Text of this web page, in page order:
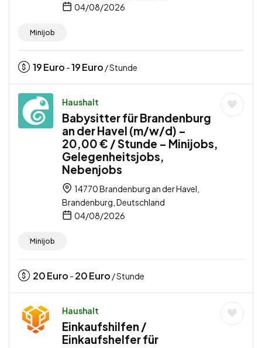
04/08/2026
Minijob
19Euro -19Euro / Stunde
Haushalt
Babysitter für Brandenburg
an der Havel (m/w/d) –
20,00 € / Stunde – Minijobs,
Gelegenheitsjobs,
Nebenjobs
14770 Brandenburg an der Havel,
Brandenburg, Deutschland
04/08/2026
Minijob
20Euro - 20Euro / Stunde
Haushalt
Einkaufshilfen /
Einkaufshelfer für